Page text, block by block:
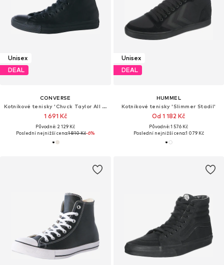
Unisex
DEAL
CONVERSE
Kotníkové tenisky 'Chuck Taylor All Star Leather'
1 691 Kč
Původně: 2 129 Kč
Poslední nejnižší cena:1 810 Kč-6%
Unisex
DEAL
HUMMEL
Kotníkové tenisky 'Slimmer Stadil'
Od 1 182 Kč
Původně: 1 576 Kč
Poslední nejnižší cena:1 079 Kč